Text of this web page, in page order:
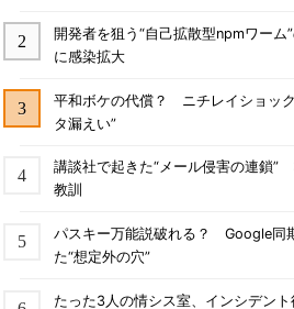
開発者を狙う“自己拡散型npmワー
に感染拡大
平和ボケの代償？ ニチレイショッ
タ漏えい”
講談社で起きた“メール侵害の連鎖”
教訓
パスキー万能説破れる？ Google同
た“想定外の穴”
たった3人の情シス室、インシデン